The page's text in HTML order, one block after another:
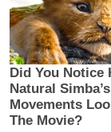
ल
क्रि
के
ट
I
P